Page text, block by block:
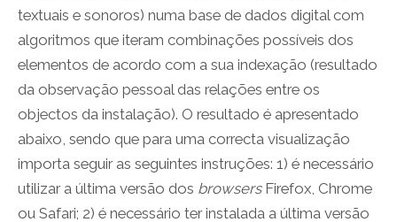
textuais e sonoros) numa base de dados digital com
algoritmos que iteram combinações possíveis dos
elementos de acordo com a sua indexação (resultado
da observação pessoal das relações entre os
objectos da instalação). O resultado é apresentado
abaixo, sendo que para uma correcta visualização
importa seguir as seguintes instruções: 1) é necessário
utilizar a última versão dos browsersFirefox, Chrome
ou Safari; 2) é necessário ter instalada a última versão